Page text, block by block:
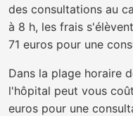
des consultations au
à 8 h, les frais
71 euros pour une
Dans la plage horaire
l'hôpital peut vous
euros pour une